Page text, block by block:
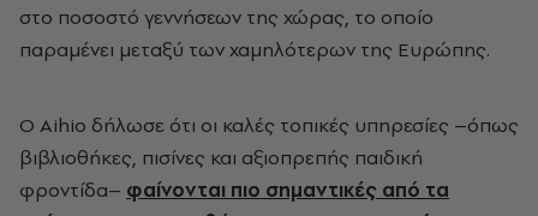
στο ποσοστό γεννήσεων της χώρας, το οποίο
παραμένει μεταξύ των χαμηλότερων της Ευρώπης.
Ο Aihio δήλωσε ότι οι καλές τοπικές υπηρεσίες –όπως
βιβλιοθήκες, πισίνες και αξιοπρεπής παιδική
φροντίδα– φαίνονται πιο σημαντικές από τα